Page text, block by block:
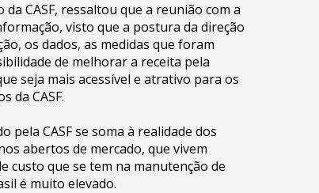
CASF, ressaltou que a reunião com a
visto que a postura da direção
os dados, as medidas que foram
de melhorar a receita pela
seja mais acessível e atrativo para os
da CASF.
CASF se soma à realidade dos
abertos de mercado, que vivem
custo que se tem na manutenção de
é muito elevado.